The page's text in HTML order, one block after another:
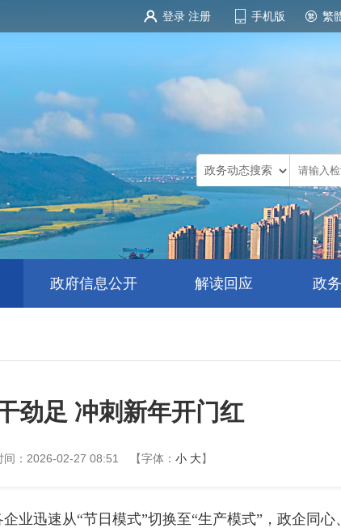
登录 注册 手机版 繁
政府信息公开 解读回应 政
劲足 冲刺新年开门红
间：2026-02-27 08:51 【字体： 小 大】
业迅速从“节日模式”切换至“生产模式”，政企同